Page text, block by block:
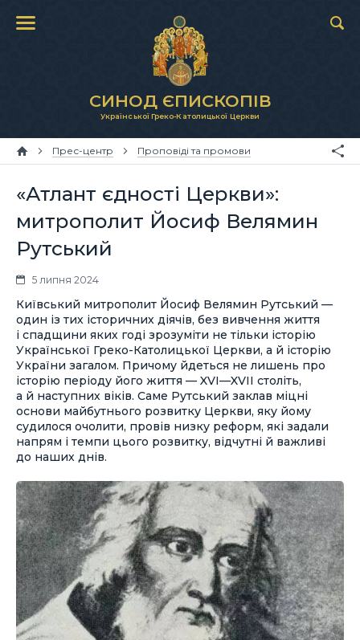
СИНОД ЄПИСКОПІВ
Української Греко-Католицької Церкви
Прес-центр Проповіді та промови
«Атлант єдності Церкви»:
митрополит Йосиф Велямин
Рутський
5 липня 2024
Київський митрополит Йосиф Велямин Рутський —
один із тих історичних діячів, без вивчення життя
і спадщини яких годі зрозуміти не тільки історію
Української Греко-Католицької Церкви, а й історію
України загалом. Причому йдеться не лишень про
історію періоду його життя — XVI—XVII століть,
а й наступних віків. Саме Рутський заклав міцні
основи майбутнього розвитку Церкви, яку йому
судилося очолити, провів низку реформ, які задали
напрям і темпи цього розвитку, відчутні й важливі
до наших днів.